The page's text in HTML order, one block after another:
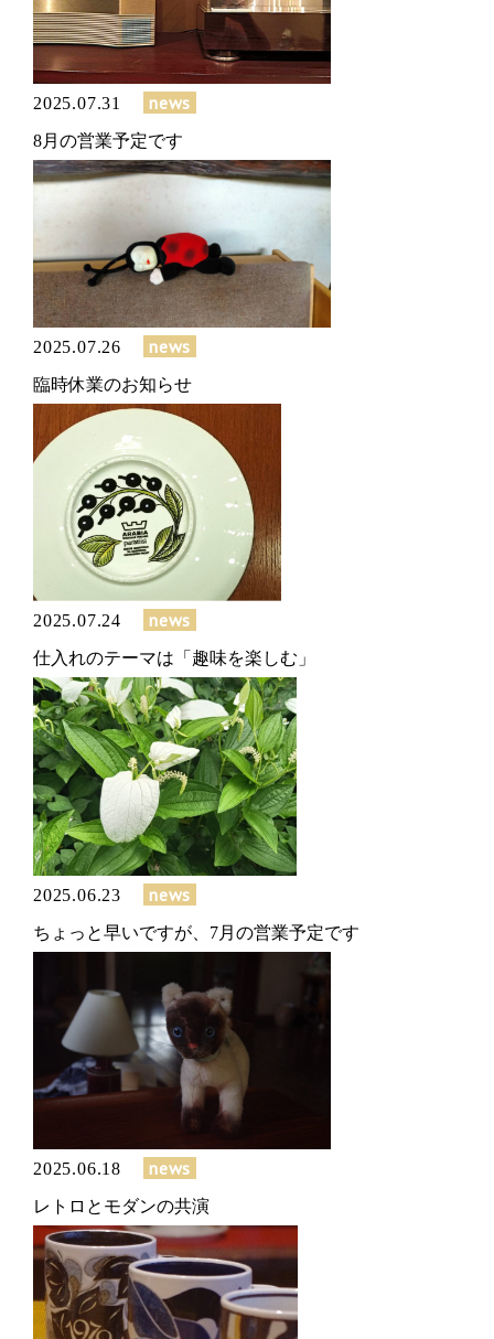
2025.07.31 news
8月の営業予定です
2025.07.26 news
臨時休業のお知らせ
2025.07.24 news
仕入れのテーマは「趣味を楽しむ」
2025.06.23 news
ちょっと早いですが、7月の営業予定です
2025.06.18 news
レトロとモダンの共演